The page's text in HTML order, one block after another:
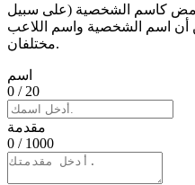
كاسم الشخصية (على سبيل
أن اسم الشخصية واسم اللاعب
مختلفان.
اسم
0 / 20
مقدمة
0 / 1000